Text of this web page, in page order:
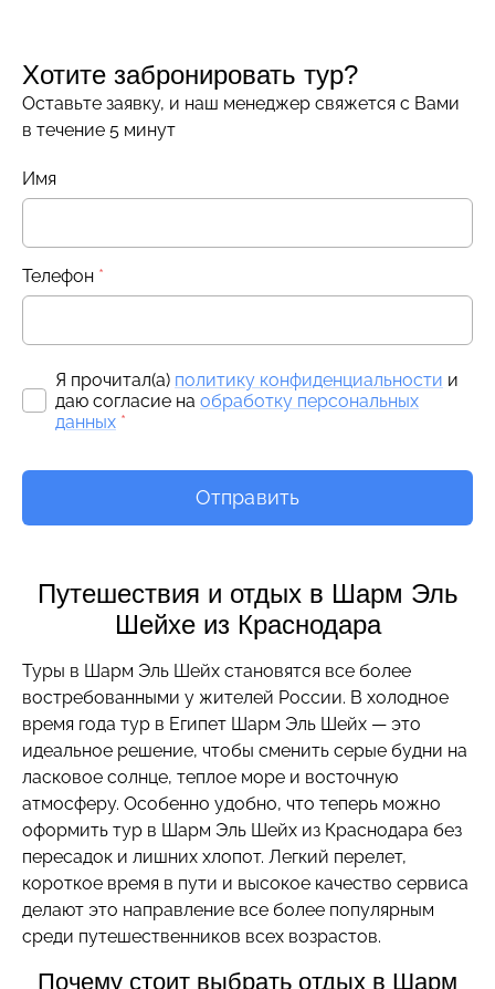
Хотите забронировать тур?
Оставьте заявку, и наш менеджер свяжется с Вами
в течение 5 минут
Имя
Телефон *
Я прочитал(а) политику конфиденциальности и
даю согласие на обработку персональных
данных *
Отправить
Путешествия и отдых в Шарм Эль
Шейхе из Краснодара
Туры в Шарм Эль Шейх становятся все более
востребованными у жителей России. В холодное
время года тур в Египет Шарм Эль Шейх — это
идеальное решение, чтобы сменить серые будни на
ласковое солнце, теплое море и восточную
атмосферу. Особенно удобно, что теперь можно
оформить тур в Шарм Эль Шейх из Краснодара без
пересадок и лишних хлопот. Легкий перелет,
короткое время в пути и высокое качество сервиса
делают это направление все более популярным
среди путешественников всех возрастов.
Почему стоит выбрать отдых в Шарм